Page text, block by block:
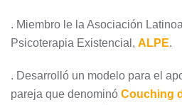
. Miembro le la Asociación
Psicoterapia Existencial, ALPE.
. Desarrolló un modelo para el
pareja que denominó Couching